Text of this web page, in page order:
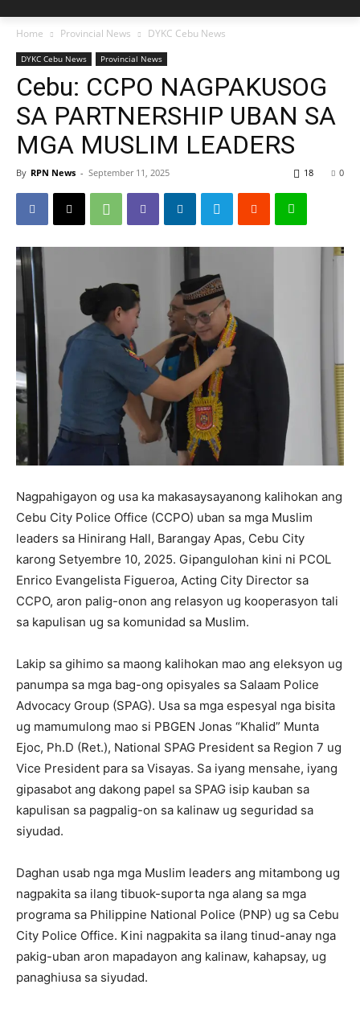
Home Provincial News DYKC Cebu News
DYKC Cebu News Provincial News
Cebu: CCPO NAGPAKUSOG
SA PARTNERSHIP UBAN SA
MGA MUSLIM LEADERS
By RPN News - September 11, 2025 0
18
Nagpahigayon og usa ka makasaysayanong kalihokan ang
Cebu City Police Office (CCPO) uban sa mga Muslim
leaders sa Hinirang Hall, Barangay Apas, Cebu City
karong Setyembre 10, 2025. Gipangulohan kini ni PCOL
Enrico Evangelista Figueroa, Acting City Director sa
CCPO, aron palig-onon ang relasyon ug kooperasyon tali
sa kapulisan ug sa komunidad sa Muslim.
Lakip sa gihimo sa maong kalihokan mao ang eleksyon ug
panumpa sa mga bag-ong opisyales sa Salaam Police
Advocacy Group (SPAG). Usa sa mga espesyal nga bisita
ug mamumulong mao si PBGEN Jonas “Khalid” Munta
Ejoc, Ph.D (Ret.), National SPAG President sa Region 7 ug
Vice President para sa Visayas. Sa iyang mensahe, iyang
gipasabot ang dakong papel sa SPAG isip kauban sa
kapulisan sa pagpalig-on sa kalinaw ug seguridad sa
siyudad.
Daghan usab nga mga Muslim leaders ang mitambong ug
nagpakita sa ilang tibuok-suporta nga alang sa mga
programa sa Philippine National Police (PNP) ug sa Cebu
City Police Office. Kini nagpakita sa ilang tinud-anay nga
pakig-uban aron mapadayon ang kalinaw, kahapsay, ug
panaghiusa sa siyudad.